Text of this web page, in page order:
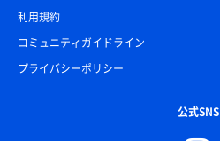
利用規約
コミュニティガイドライン
プライバシーポリシー
公式SNS